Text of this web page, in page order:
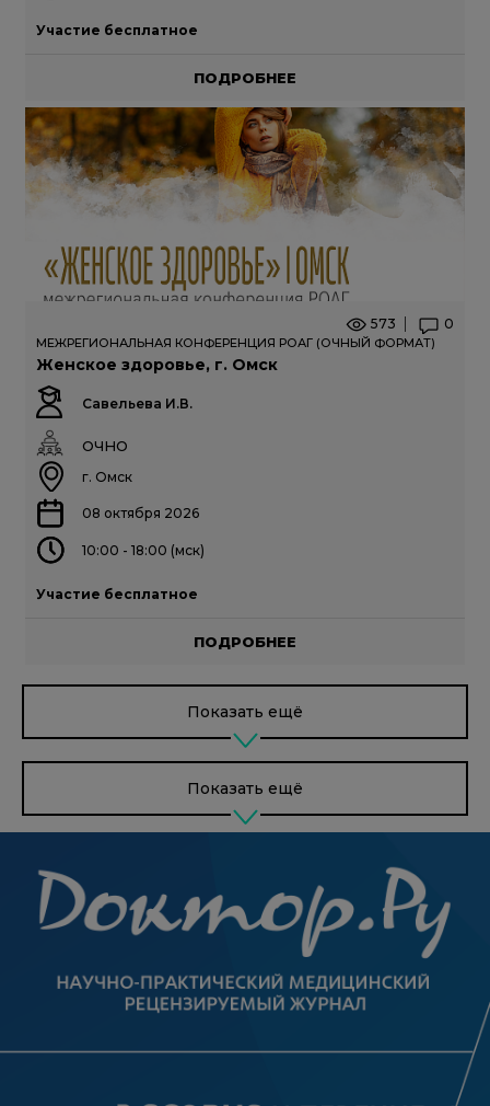
Участие бесплатное
ПОДРОБНЕЕ
573 0
МЕЖРЕГИОНАЛЬНАЯ КОНФЕРЕНЦИЯ РОАГ (ОЧНЫЙ ФОРМАТ)
Женское здоровье, г. Омск
Савельева И.В.
ОЧНО
г. Омск
08 октября 2026
10:00 - 18:00 (мск)
Участие бесплатное
ПОДРОБНЕЕ
Показать ещё
Показать ещё